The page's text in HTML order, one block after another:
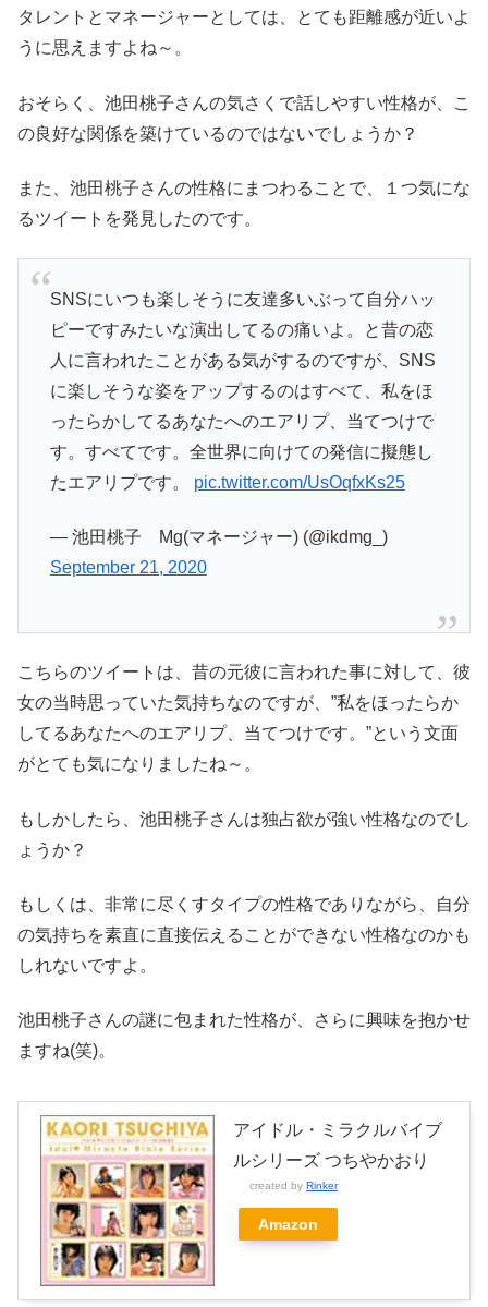
タレントとマネージャーとしては、とても距離感が近いよ
うに思えますよね～。
おそらく、池田桃子さんの気さくで話しやすい性格が、こ
の良好な関係を築けているのではないでしょうか？
また、池田桃子さんの性格にまつわることで、１つ気にな
るツイートを発見したのです。
SNSにいつも楽しそうに友達多いぶって自分ハッ
ピーですみたいな演出してるの痛いよ。と昔の恋
人に言われたことがある気がするのですが、SNS
に楽しそうな姿をアップするのはすべて、私をほ
ったらかしてるあなたへのエアリプ、当てつけで
す。すべてです。全世界に向けての発信に擬態し
たエアリプです。 pic.twitter.com/UsOqfxKs25
— 池田桃子 Mg(マネージャー) (@ikdmg_)
September 21, 2020
こちらのツイートは、昔の元彼に言われた事に対して、彼
女の当時思っていた気持ちなのですが、”私をほったらか
してるあなたへのエアリプ、当てつけです。”という文面
がとても気になりましたね～。
もしかしたら、池田桃子さんは独占欲が強い性格なのでし
ょうか？
もしくは、非常に尽くすタイプの性格でありながら、自分
の気持ちを素直に直接伝えることができない性格なのかも
しれないですよ。
池田桃子さんの謎に包まれた性格が、さらに興味を抱かせ
ますね(笑)。
アイドル・ミラクルバイブ
ルシリーズ つちやかおり
created by Rinker
Amazon